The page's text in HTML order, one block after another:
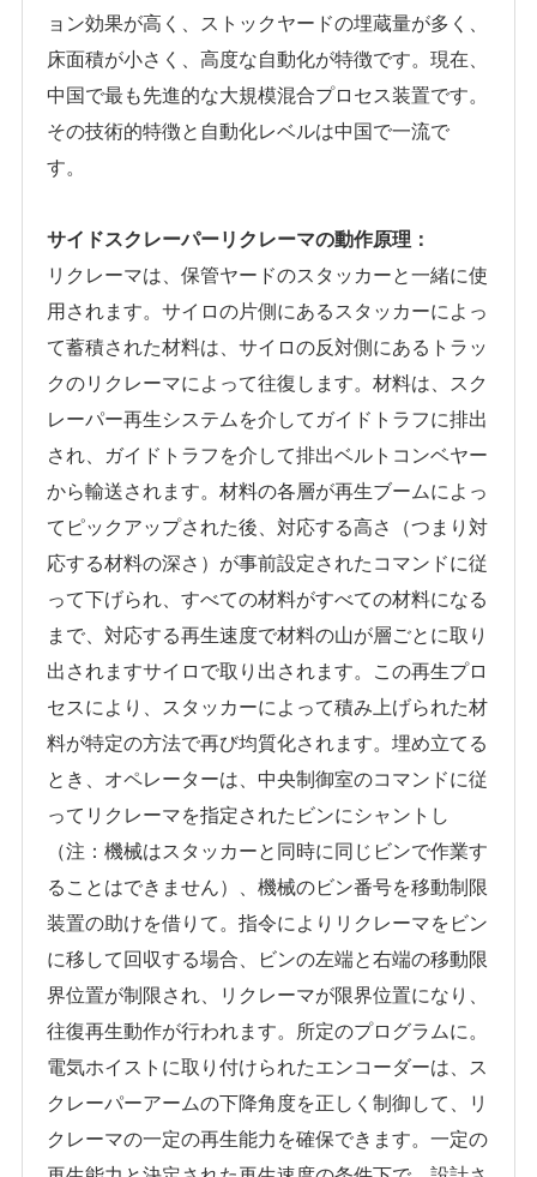
ョン効果が高く、ストックヤードの埋蔵量が多く、
床面積が小さく、高度な自動化が特徴です。現在、
中国で最も先進的な大規模混合プロセス装置です。
その技術的特徴と自動化レベルは中国で一流で
す。
サイドスクレーパーリクレーマの動作原理：
リクレーマは、保管ヤードのスタッカーと一緒に使
用されます。サイロの片側にあるスタッカーによっ
て蓄積された材料は、サイロの反対側にあるトラッ
クのリクレーマによって往復します。材料は、スク
レーパー再生システムを介してガイドトラフに排出
され、ガイドトラフを介して排出ベルトコンベヤー
から輸送されます。材料の各層が再生ブームによっ
てピックアップされた後、対応する高さ（つまり対
応する材料の深さ）が事前設定されたコマンドに従
って下げられ、すべての材料がすべての材料になる
まで、対応する再生速度で材料の山が層ごとに取り
出されますサイロで取り出されます。この再生プロ
セスにより、スタッカーによって積み上げられた材
料が特定の方法で再び均質化されます。埋め立てる
とき、オペレーターは、中央制御室のコマンドに従
ってリクレーマを指定されたビンにシャントし
（注：機械はスタッカーと同時に同じビンで作業す
ることはできません）、機械のビン番号を移動制限
装置の助けを借りて。指令によりリクレーマをビン
に移して回収する場合、ビンの左端と右端の移動限
界位置が制限され、リクレーマが限界位置になり、
往復再生動作が行われます。所定のプログラムに。
電気ホイストに取り付けられたエンコーダーは、ス
クレーパーアームの下降角度を正しく制御して、リ
クレーマの一定の再生能力を確保できます。一定の